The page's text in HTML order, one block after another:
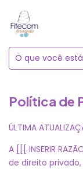
Política de
ÚLTIMA
A [[[ INSERIR
de direito privado,